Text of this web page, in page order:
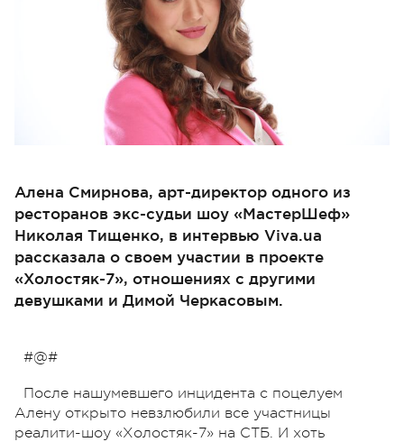
Алена Смирнова, арт-директор одного из
ресторанов экс-судьи шоу «МастерШеф»
Николая Тищенко, в интервью Viva.ua
рассказала о своем участии в проекте
«Холостяк-7», отношениях с другими
девушками и Димой Черкасовым.
#@#
После нашумевшего инцидента с поцелуем
Алену открыто невзлюбили все участницы
реалити-шоу «Холостяк-7» на СТБ. И хоть